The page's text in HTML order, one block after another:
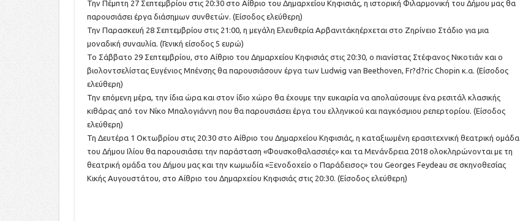
Την Πέμπτη 27 Σεπτεμβρίου στις 20:30 στο Αίθριο του Δημαρχείου Κηφισιάς, η ιστορική Φιλαρμονική του Δήμου μας θα
παρουσιάσει έργα διάσημων συνθετών. (Είσοδος ελεύθερη)
Την Παρασκευή 28 Σεπτεμβρίου στις 21:00, η μεγάλη Ελευθερία Αρβανιτάκηέρχεται στο Ζηρίνειο Στάδιο για μια
μοναδική συναυλία. (Γενική είσοδος 5 ευρώ)
Το Σάββατο 29 Σεπτεμβρίου, στο Αίθριο του Δημαρχείου Κηφισιάς στις 20:30, ο πιανίστας Στέφανος Νικοτιάν και ο
βιολοντσελίστας Ευγένιος Μπένσης θα παρουσιάσουν έργα των Ludwig van Beethoven, Fr?d?ric Chopin κ.α. (Είσοδος
ελεύθερη)
Την επόμενη μέρα, την ίδια ώρα και στον ίδιο χώρο θα έχουμε την ευκαιρία να απολαύσουμε ένα ρεσιτάλ κλασικής
κιθάρας από τον Νίκο Μπαλογιάννη που θα παρουσιάσει έργα του ελληνικού και παγκόσμιου ρεπερτορίου. (Είσοδος
ελεύθερη)
Τη Δευτέρα 1 Οκτωβρίου στις 20:30 στο Αίθριο του Δημαρχείου Κηφισιάς, η καταξιωμένη ερασιτεχνική θεατρική ομάδα
του Δήμου Ιλίου θα παρουσιάσει την παράσταση «Φουσκοθαλασσιές» και τα Μενάνδρεια 2018 ολοκληρώνονται με τη
θεατρική ομάδα του Δήμου μας και την κωμωδία «Ξενοδοχείο ο Παράδεισος» του Georges Feydeau σε σκηνοθεσίας
Κικής Αυγουστάτου, στο Αίθριο του Δημαρχείου Κηφισιάς στις 20:30. (Είσοδος ελεύθερη)